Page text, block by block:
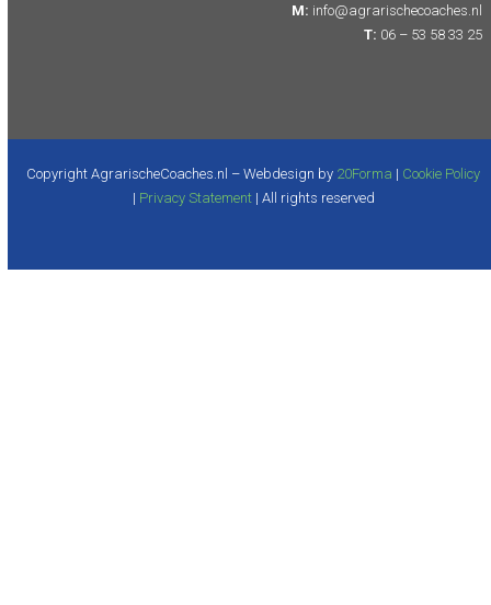
M: info@agrarischecoaches.nl
T: 06 – 53 58 33 25
Copyright AgrarischeCoaches.nl – Webdesign by 20Forma | Cookie Policy
| Privacy Statement| All rights reserved